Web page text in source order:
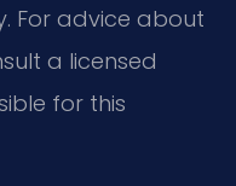
For advice about
a licensed
for this